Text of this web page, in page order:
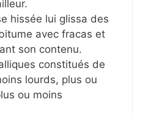
hissée lui glissa des
avec fracas et
son contenu.
constitués de
lourds, plus ou
ou moins